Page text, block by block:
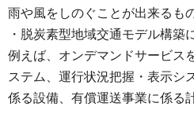
雨や風をしのぐことが出来るもの
・脱炭素型地域交通モデル構築
例えば、オンデマンドサービス
ステム、運行状況把握・表示シ
係る設備、有償運送事業に係る